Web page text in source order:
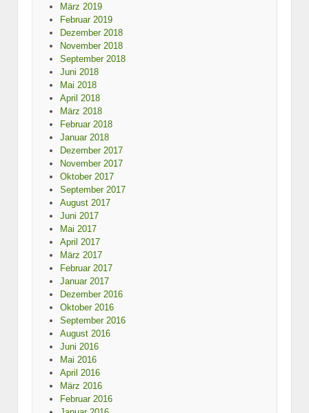
März 2019
Februar 2019
Dezember 2018
November 2018
September 2018
Juni 2018
Mai 2018
April 2018
März 2018
Februar 2018
Januar 2018
Dezember 2017
November 2017
Oktober 2017
September 2017
August 2017
Juni 2017
Mai 2017
April 2017
März 2017
Februar 2017
Januar 2017
Dezember 2016
Oktober 2016
September 2016
August 2016
Juni 2016
Mai 2016
April 2016
März 2016
Februar 2016